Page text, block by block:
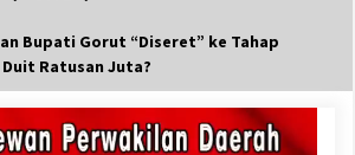
Bupati Gorut “Diseret” ke Tahap
Ratusan Juta?